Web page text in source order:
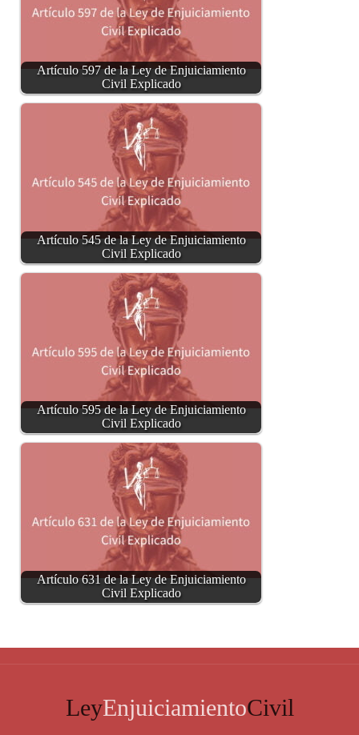
Artículo 597 de la Ley de Enjuiciamiento
Civil Explicado
Artículo 545 de la Ley de Enjuiciamiento
Civil Explicado
Artículo 595 de la Ley de Enjuiciamiento
Civil Explicado
Artículo 631 de la Ley de Enjuiciamiento
Civil Explicado
LeyEnjuiciamientoCivil